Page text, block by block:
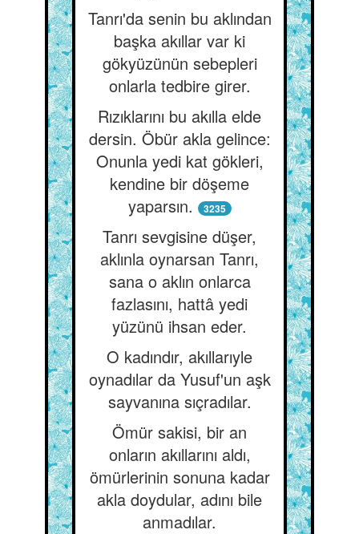
Tanrı'da senin bu aklından
başka akıllar var ki
gökyüzünün sebepleri
onlarla tedbire girer.
Rızıklarını bu akılla elde
dersin. Öbür akla gelince:
Onunla yedi kat gökleri,
kendine bir döşeme
yaparsın.
3235
Tanrı sevgisine düşer,
aklınla oynarsan Tanrı,
sana o aklın onlarca
fazlasını, hattâ yedi
yüzünü ihsan eder.
O kadındır, akıllarıyle
oynadılar da Yusuf'un aşk
sayvanına sıçradılar.
Ömür sakisi, bir an
onların akıllarını aldı,
ömürlerinin sonuna kadar
akla doydular, adını bile
anmadılar.